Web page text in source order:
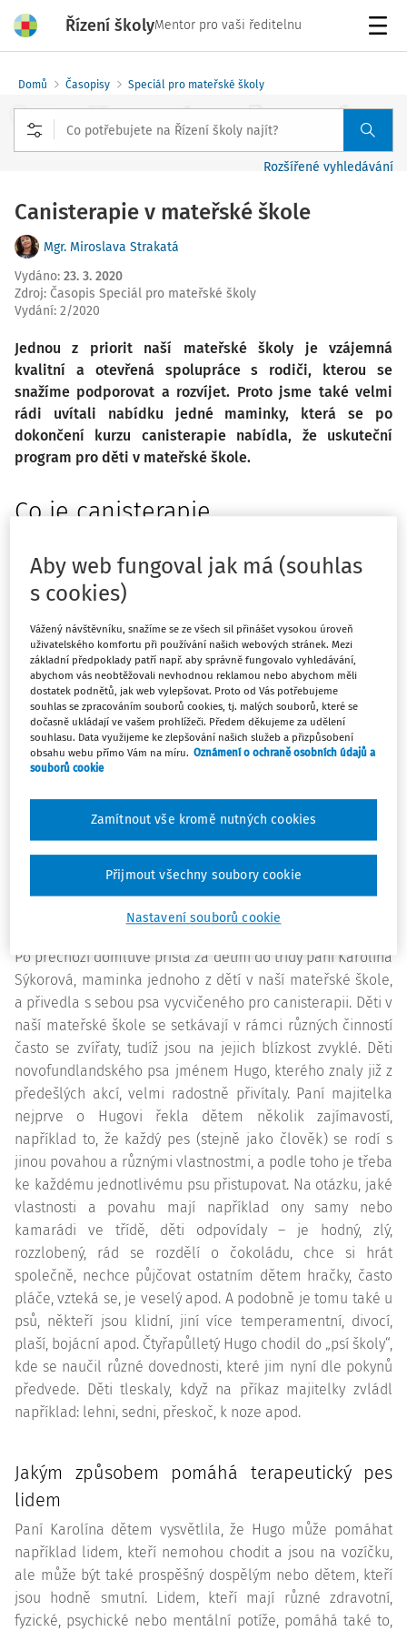
Řízení školyMentor pro vaši ředitelnu
Domů Časopisy Speciál pro mateřské školy
Rozšířené vyhledávání
Canisterapie v mateřské škole
Mgr. Miroslava Strakatá
Vydáno: 23. 3. 2020
Zdroj: Časopis Speciál pro mateřské školy
Vydání: 2/2020
Jednou z priorit naší mateřské školy je vzájemná
kvalitní a otevřená spolupráce s rodiči, kterou se
snažíme podporovat a rozvíjet. Proto jsme také velmi
rádi uvítali nabídku jedné maminky, která se po
dokončení kurzu canisterapie nabídla, že uskuteční
program pro děti v mateřské škole.
Co je canisterapie
což v překladu znamená pes. Jedná se o metodu
pozitivního psychosociálního a fyziorehabilitačního
vedeného psa. Pes používaný k těmto účelům pomáhá
lidem například se zvládnutím psychických potíží nebo
depresí (v domech pro seniory, dětem v dětských
domovech nebo opuštěným lidem), kde se stává jejich
kamarádem. Prospěšný může být také mentálně nebo
fyzicky postiženým dětem a dospělým, kterým pomáhá s
jejich rehabilitací. Dětem pomáhá také například při
sluchově postižených nebo dětem s poruchou autistického
spektra.
Návštěva terapeutického psa v mateřské
Po přechozí domluvě přišla za dětmi do třídy paní Karolína
Sýkorová, maminka jednoho z dětí v naší mateřské škole,
a přivedla s sebou psa vycvičeného pro canisterapii. Děti v
naší mateřské škole se setkávají v rámci různých činností
často se zvířaty, tudíž jsou na jejich blízkost zvyklé. Děti
novofundlandského psa jménem Hugo, kterého znaly již z
předešlých akcí, velmi radostně přivítaly. Paní majitelka
nejprve o Hugovi řekla dětem několik zajímavostí,
například to, že každý pes (stejně jako člověk) se rodí s
jinou povahou a různými vlastnostmi, a podle toho je třeba
ke každému jednotlivému psu přistupovat. Na otázku, jaké
vlastnosti a povahu mají například ony samy nebo
kamarádi ve třídě, děti odpovídaly – je hodný, zlý,
rozzlobený, rád se rozdělí o čokoládu, chce si hrát
společně, nechce půjčovat ostatním dětem hračky, často
pláče, vzteká se, je veselý apod. A podobně je tomu také u
psů, někteří jsou klidní, jiní více temperamentní, divocí,
plaší, bojácní apod. Čtyřapůlletý Hugo chodil do „psí školy“,
kde se naučil různé dovednosti, které jim nyní dle pokynů
předvede. Děti tleskaly, když na příkaz majitelky zvládl
například: lehni, sedni, přeskoč, k noze apod.
Jakým způsobem pomáhá terapeutický pes
lidem
Paní Karolína dětem vysvětlila, že Hugo může pomáhat
například lidem, kteří nemohou chodit a jsou na vozíčku,
ale může být také prospěšný dospělým nebo dětem, kteří
jsou hodně smutní. Lidem, kteří mají různé zdravotní,
fyzické, psychické nebo mentální potíže, pomáhá také to,
Aby web fungoval jak má (souhlas
s cookies)
Vážený návštěvníku, snažíme se ze všech sil přinášet vysokou úroveň
uživatelského komfortu při používání našich webových stránek. Mezi
základní předpoklady patří např. aby správně fungovalo vyhledávání,
abychom vás neobtěžovali nevhodnou reklamou nebo abychom měli
dostatek podnětů, jak web vylepšovat. Proto od Vás potřebujeme
souhlas se zpracováním souborů cookies, tj. malých souborů, které se
dočasně ukládají ve vašem prohlížeči. Předem děkujeme za udělení
souhlasu. Data využijeme ke zlepšování našich služeb a přizpůsobení
obsahu webu přímo Vám na míru. Oznámení o ochraně osobních údajů a
souborů cookie
Nastavení souborů cookie
Zamítnout vše kromě nutných cookies
Přijmout všechny soubory cookie